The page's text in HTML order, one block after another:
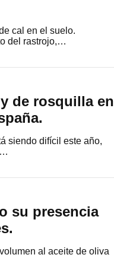
cal en el suelo.
del rastrojo,…
de rosquilla en
siendo difícil este año,
su presencia
al aceite de oliva